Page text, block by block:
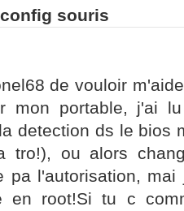
souris
de vouloir
mon portable, j'ai
detection ds le bios
tro!), ou alors
pa l'autorisation,
en root!Si tu c